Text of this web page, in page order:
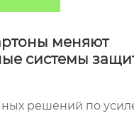
меняют
системы
решений по